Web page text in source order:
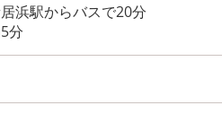
浜駅からバスで20分
分